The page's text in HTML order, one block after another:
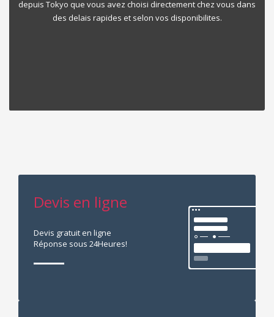
JAPON
depuis Tokyo que vous avez choisi directement chez vous dans
des delais rapides et selon vos disponibilites.
Devis en ligne
Devis gratuit en ligne
Réponse sous 24Heures!